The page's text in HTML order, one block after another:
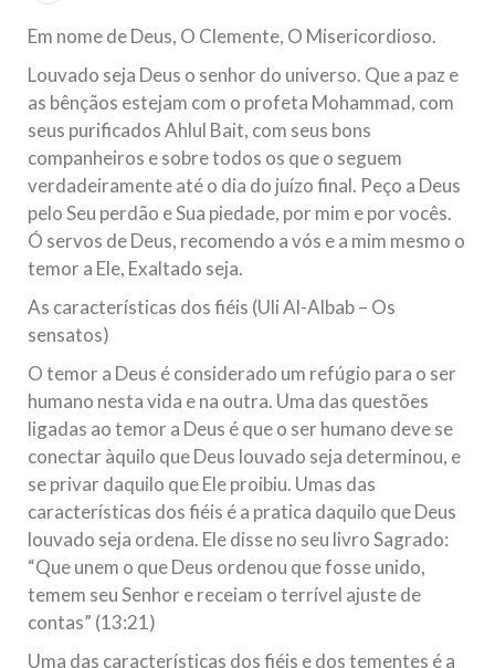
República Islâmica do Irã
Brasil recebeu em sua sede, em São Paulo, o ex-ministro das
Relações Exteriores da República Islâmica do Irã, Sr. Kamal
Kharrazi, que encontra-se visitando
Em nome de Deus, O Clemente, O Misericordioso.
Louvado seja Deus o senhor do universo. Que a paz e
as bênçãos estejam com o profeta Mohammad, com
seus purificados Ahlul Bait, com seus bons
companheiros e sobre todos os que o seguem
verdadeiramente até o dia do juízo final. Peço a Deus
pelo Seu perdão e Sua piedade, por mim e por vocês.
Ó servos de Deus, recomendo a vós e a mim mesmo o
temor a Ele, Exaltado seja.
As características dos fiéis (Uli Al-Albab – Os
sensatos)
O temor a Deus é considerado um refúgio para o ser
humano nesta vida e na outra. Uma das questões
ligadas ao temor a Deus é que o ser humano deve se
conectar àquilo que Deus louvado seja determinou, e
se privar daquilo que Ele proibiu. Umas das
características dos fiéis é a pratica daquilo que Deus
louvado seja ordena. Ele disse no seu livro Sagrado:
“Que unem o que Deus ordenou que fosse unido,
temem seu Senhor e receiam o terrível ajuste de
contas” (13:21)
Uma das características dos fiéis e dos tementes é a